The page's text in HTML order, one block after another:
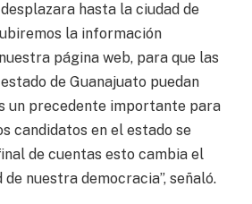
hasta la ciudad de
la información
página web, para que las
de Guanajuato puedan
un precedente importante para
candidatos en el estado se
de cuentas esto cambia el
nuestra democracia”, señaló.